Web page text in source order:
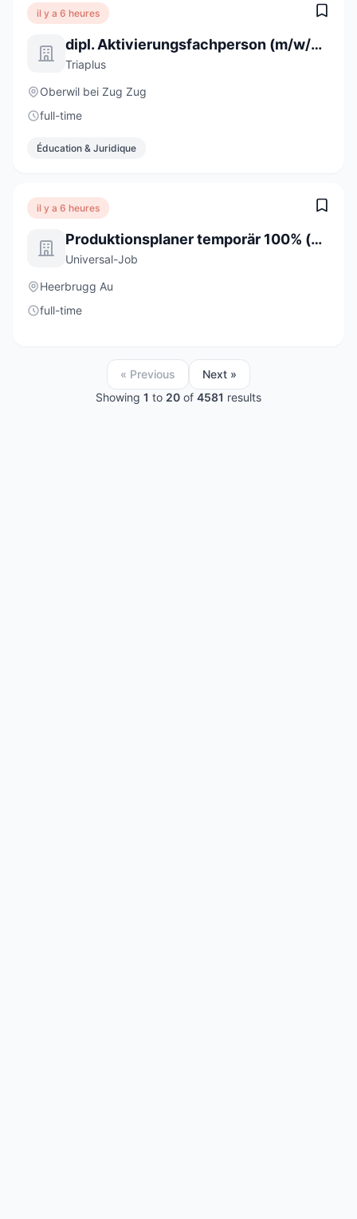
il y a 6 heures
dipl. Aktivierungsfachperson (m/w/d) im Stundenlohn
Triaplus
Oberwil bei Zug Zug
full-time
Éducation & Juridique
il y a 6 heures
Produktionsplaner temporär 100% (m/w/d)
Universal-Job
Heerbrugg Au
full-time
« Previous
Next »
Showing 1 to 20 of 4581 results